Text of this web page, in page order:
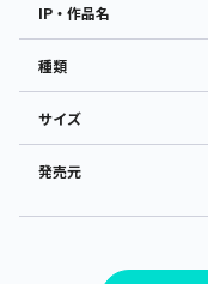
IP・作品名
種類
サイズ
発売元